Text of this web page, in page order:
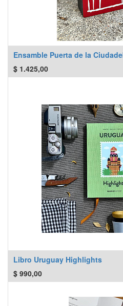
Ensamble Puerta de la
$ 1.425,00
Libro Uruguay Highlights
$ 990,00